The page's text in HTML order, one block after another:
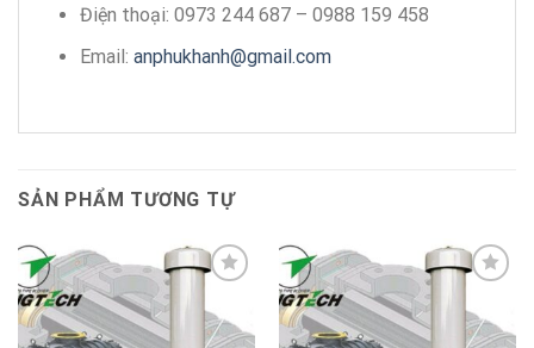
Điện thoại: 0973 244 687 – 0988 159 458
Email: anphukhanh@gmail.com
SẢN PHẨM TƯƠNG TỰ
Add to
Add to